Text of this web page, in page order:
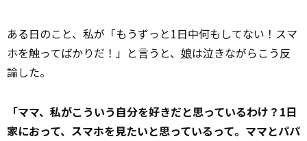
ある日のこと、私が「もうずっと1日中何もしてない！スマ
ホを触ってばかりだ！」と言うと、 娘は泣きながらこう反
論した。
「ママ、私がこういう自分を好きだと思っているわけ？1日
家におって、スマホを見たいと思っているって。ママとパパ